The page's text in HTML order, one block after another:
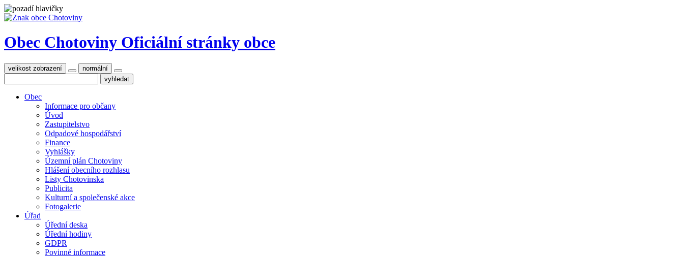
Obec Chotoviny Oficiální stránky obce
velikost zobrazení normální
Obec
Informace pro občany
Úvod
Zastupitelstvo
Odpadové hospodářství
Finance
Vyhlášky
Územní plán Chotoviny
Hlášení obecního rozhlasu
Listy Chotovinska
Publicita
Kulturní a společenské akce
Fotogalerie
Úřad
Úřední deska
Úřední hodiny
GDPR
Povinné informace